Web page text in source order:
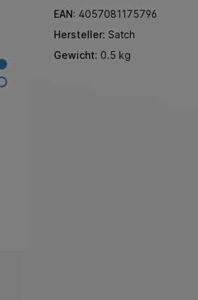
EAN: 4057081175796
Hersteller: Satch
Gewicht: 0.5 kg